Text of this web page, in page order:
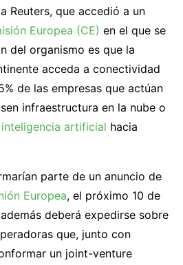
Reuters, que accedió a un
Europea (CE) en el que se
del organismo es que la
acceda a conectividad
de las empresas que actúan
infraestructura en la nube o
inteligencia artificial hacia
parte de un anuncio de
Europea, el próximo 10 de
deberá expedirse sobre
que, junto con
un joint-venture